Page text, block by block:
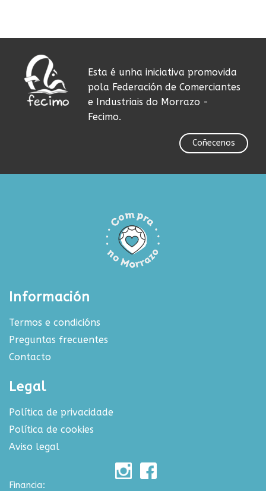
Esta é unha iniciativa promovida
pola Federación de Comerciantes
e Industriais do Morrazo -
Fecimo.
Coñecenos
Información
Termos e condicións
Preguntas frecuentes
Contacto
Legal
Política de privacidade
Política de cookies
Aviso legal
Financia: